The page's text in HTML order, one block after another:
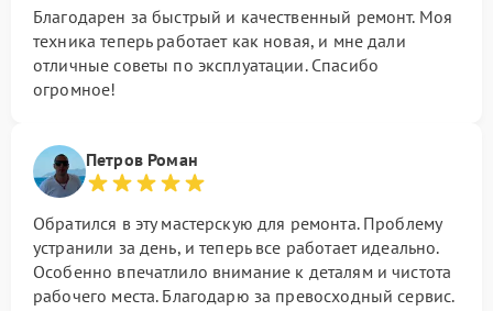
Благодарен за быстрый и качественный ремонт. Моя
техника теперь работает как новая, и мне дали
отличные советы по эксплуатации. Спасибо
огромное!
Петров Роман
Обратился в эту мастерскую для ремонта. Проблему
устранили за день, и теперь все работает идеально.
Особенно впечатлило внимание к деталям и чистота
рабочего места. Благодарю за превосходный сервис.